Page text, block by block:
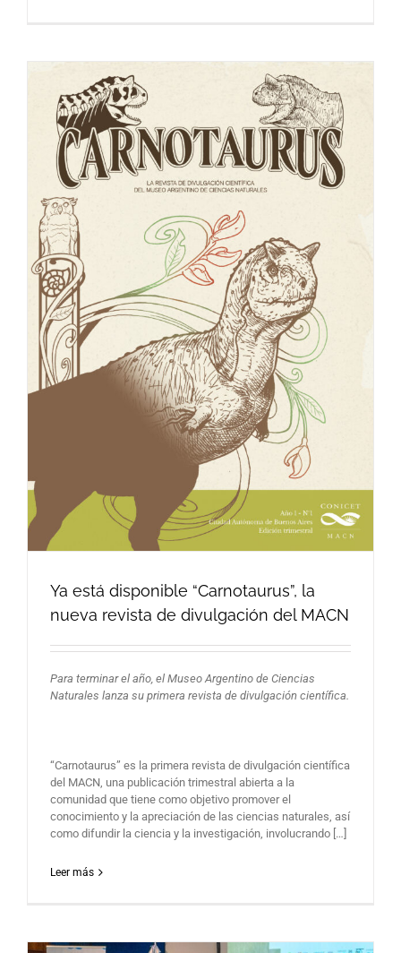
Ya está disponible “Carnotaurus”, la
nueva revista de divulgación del MACN
Para terminar el año, el Museo Argentino de Ciencias
Naturales lanza su primera revista de divulgación científica.
“Carnotaurus” es la primera revista de divulgación científica
del MACN, una publicación trimestral abierta a la
comunidad que tiene como objetivo promover el
conocimiento y la apreciación de las ciencias naturales, así
como difundir la ciencia y la investigación, involucrando […]
Leer más